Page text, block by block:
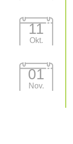
11
Okt.
01
Nov.